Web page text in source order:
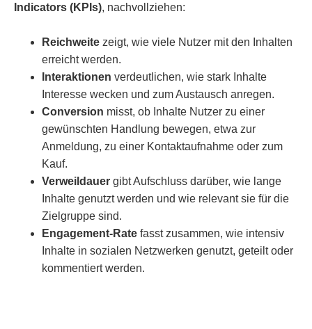
Indicators (KPIs), nachvollziehen:
Reichweite zeigt, wie viele Nutzer mit den Inhalten
erreicht werden.
Interaktionen verdeutlichen, wie stark Inhalte
Interesse wecken und zum Austausch anregen.
Conversion misst, ob Inhalte Nutzer zu einer
gewünschten Handlung bewegen, etwa zur
Anmeldung, zu einer Kontaktaufnahme oder zum
Kauf.
Verweildauer gibt Aufschluss darüber, wie lange
Inhalte genutzt werden und wie relevant sie für die
Zielgruppe sind.
Engagement-Rate fasst zusammen, wie intensiv
Inhalte in sozialen Netzwerken genutzt, geteilt oder
kommentiert werden.